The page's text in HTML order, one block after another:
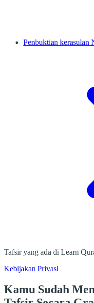
Penbuktian kerasulan
Tafsir yang ada di Learn
Kebijakan Privasi
Kamu Sudah